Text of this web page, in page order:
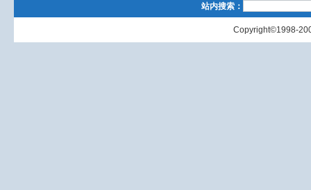
站内搜索：
Copyright©1998-